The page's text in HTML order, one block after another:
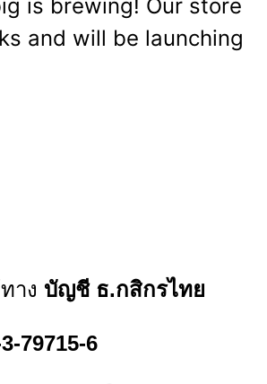
is brewing! Our store
and will be launching
าง บัญชี ธ.กสิกรไทย
79715-6